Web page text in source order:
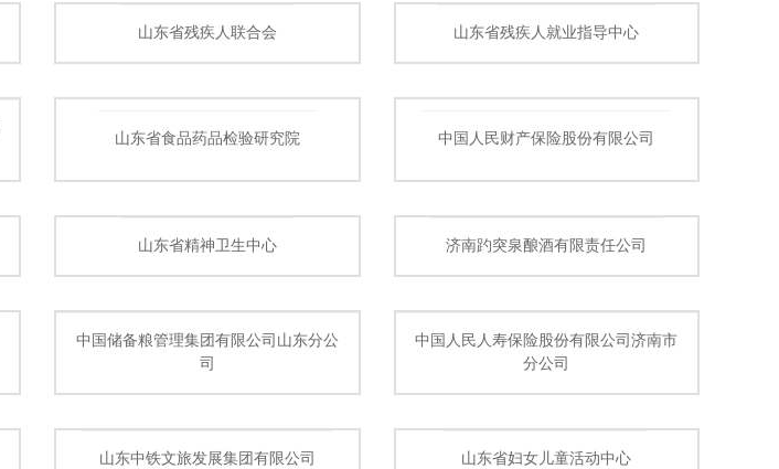
山东省残疾人联合会 山东省残疾人就业指导中心
山东省食品药品检验研究院 中国人民财产保险股份有限公司
山东省精神卫生中心 济南趵突泉酿酒有限责任公司
中国储备粮管理集团有限公司山东分公
司
中国人民人寿保险股份有限公司济南市
分公司
山东中铁文旅发展集团有限公司 山东省妇女儿童活动中心